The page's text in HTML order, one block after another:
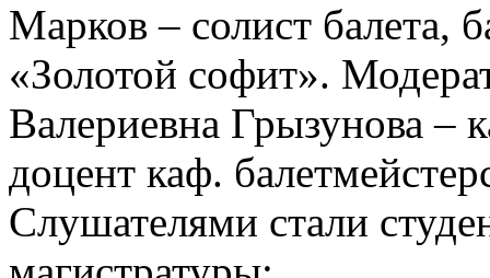
Марков – солист балета,
«Золотой софит».
Валериевна Грызунова –
доцент каф.
Слушателями стали